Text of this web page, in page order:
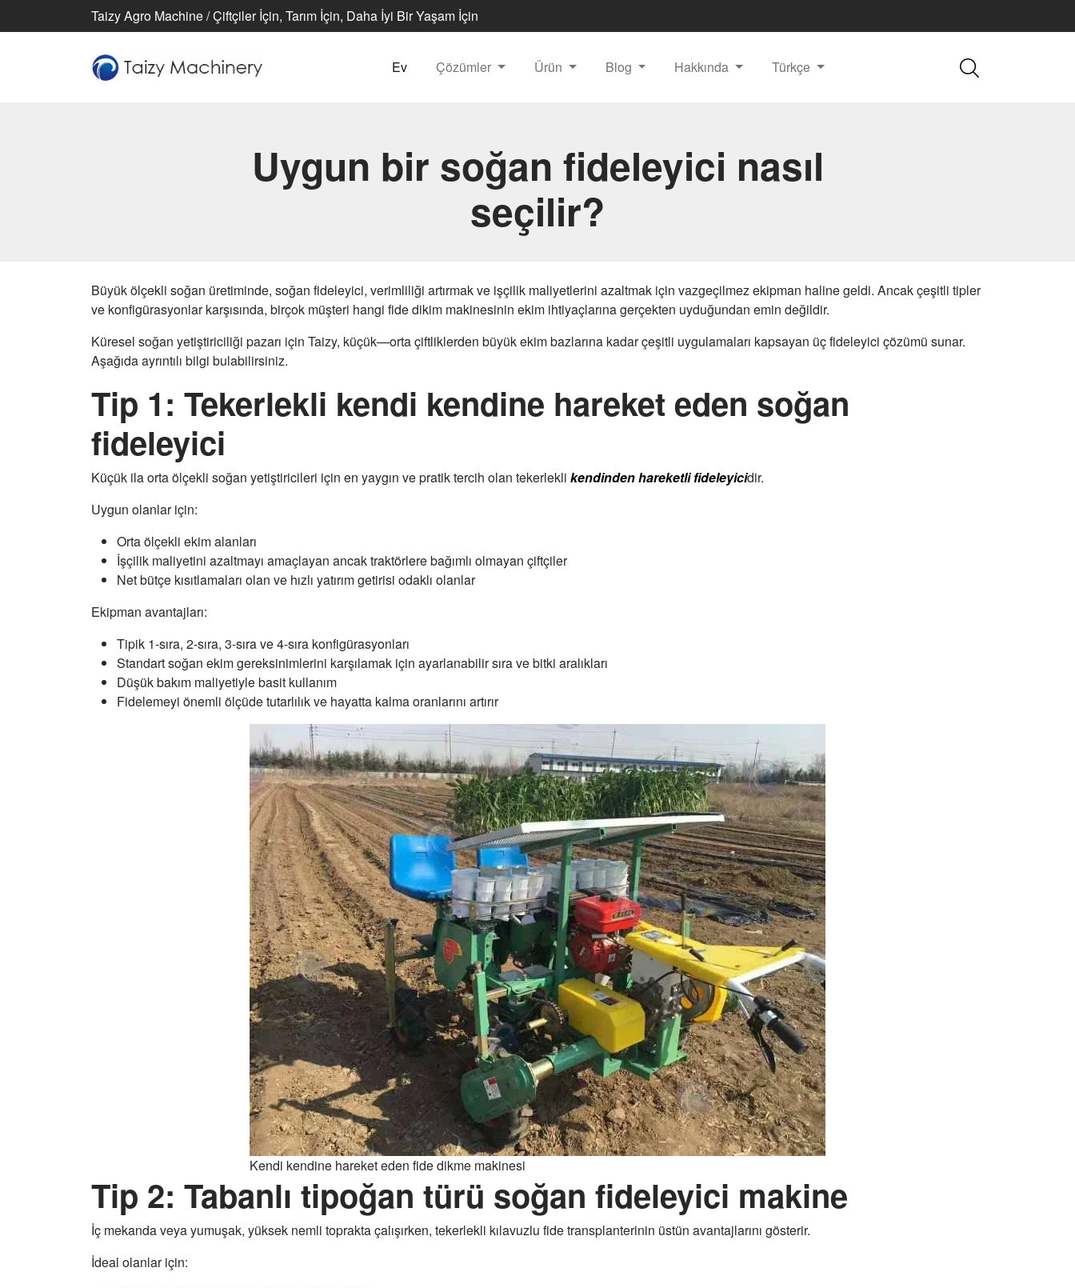
Taizy Agro Machine / Çiftçiler İçin, Tarım İçin, Daha İyi Bir Yaşam İçin
Ev Çözümler Ürün Blog Hakkında Türkçe
Uygun bir soğan fideleyici nasıl
seçilir?
Büyük ölçekli soğan üretiminde, soğan fideleyici, verimliliği artırmak ve işçilik maliyetlerini azaltmak için vazgeçilmez ekipman haline geldi. Ancak çeşitli tipler
ve konfigürasyonlar karşısında, birçok müşteri hangi fide dikim makinesinin ekim ihtiyaçlarına gerçekten uyduğundan emin değildir.
Küresel soğan yetiştiriciliği pazarı için Taizy, küçük—orta çiftliklerden büyük ekim bazlarına kadar çeşitli uygulamaları kapsayan üç fideleyici çözümü sunar.
Aşağıda ayrıntılı bilgi bulabilirsiniz.
Tip 1: Tekerlekli kendi kendine hareket eden soğan
fideleyici
Küçük ila orta ölçekli soğan yetiştiricileri için en yaygın ve pratik tercih olan tekerlekli kendinden hareketli fideleyicidir.
Uygun olanlar için:
Orta ölçekli ekim alanları
İşçilik maliyetini azaltmayı amaçlayan ancak traktörlere bağımlı olmayan çiftçiler
Net bütçe kısıtlamaları olan ve hızlı yatırım getirisi odaklı olanlar
Ekipman avantajları:
Tipik 1-sıra, 2-sıra, 3-sıra ve 4-sıra konfigürasyonları
Standart soğan ekim gereksinimlerini karşılamak için ayarlanabilir sıra ve bitki aralıkları
Düşük bakım maliyetiyle basit kullanım
Fidelemeyi önemli ölçüde tutarlılık ve hayatta kalma oranlarını artırır
Kendi kendine hareket eden fide dikme makinesi
Tip 2: Tabanlı tipoğan türü soğan fideleyici makine
İç mekanda veya yumuşak, yüksek nemli toprakta çalışırken, tekerlekli kılavuzlu fide transplanterinin üstün avantajlarını gösterir.
İdeal olanlar için: